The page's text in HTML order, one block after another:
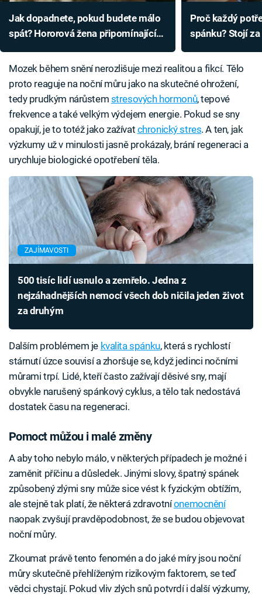
Jak dopadnete, pokud budete málo
spát? Hororová žena připomínající
Proč každý
spánku? Stojí
Mozek během snění nerozlišuje mezi realitou a fikcí. Tělo
proto reaguje na noční můru jako na skutečné ohrožení,
tedy prudkým nárůstem stresových hormonů, tepové
frekvence a také velkým výdejem energie. Pokud se sny
opakují, je to totéž jako zažívat chronický stres. A ten, jak
výzkumy už v minulosti jasně prokázaly, brání regeneraci a
urychluje biologické opotřebení těla.
ZAJÍMAVOSTI
500 tisíc lidí usnulo a zemřelo. Jedna z
nejzáhadnějších nemocí všech dob ničila jeden život
za druhým
Dalším problémem je kvalita spánku, která s rychlostí
stárnutí úzce souvisí a zhoršuje se, když jedinci nočními
můrami trpí. Lidé, kteří často zažívají děsivé sny, mají
obvykle narušený spánkový cyklus, a tělo tak nedostává
dostatek času na regeneraci.
Pomoct můžou i malé změny
A aby toho nebylo málo, v některých případech je možné i
zaměnit příčinu a důsledek. Jinými slovy, špatný spánek
způsobený zlými sny může sice vést k fyzickým obtížím,
ale stejně tak platí, že některá zdravotníonemocnění
naopak zvyšují pravděpodobnost, že se budou objevovat
noční můry.
Zkoumat právě tento fenomén a do jaké míry jsou noční
můry skutečně přehlíženým rizikovým faktorem, se teď
vědci chystají. Pokud vliv zlých snů potvrdí i další výzkumy,